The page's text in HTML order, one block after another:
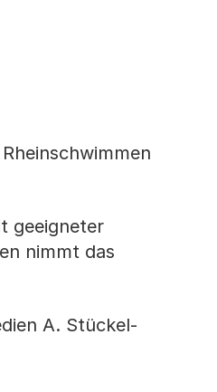
geeigneter
nimmt das
A. Stückel-